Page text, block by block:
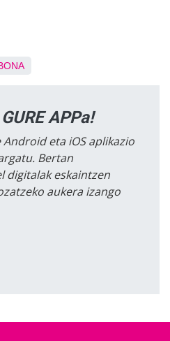
APPa!
eta iOS aplikazio
Bertan
digitalak eskaintzen
aukera izango